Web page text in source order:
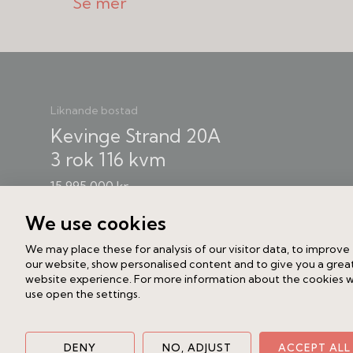
Vardagsrum och kök vetter mot
med utsikt över staden och kyrktorn
känns både självklar och storslagen.
och låter det gamla och det nya
helhet där arkitekturen får tala och
en lugn plats för morgonkaffet med
Liknande bostad
Kevinge Strand 20A
3 rok 116 kvm
15 995 000 kr
We use cookies
We may place these for analysis of our visitor data, to improve
our website, show personalised content and to give you a
website experience. For more information about the cookies
use open the settings.
DENY NO, ADJUST ACCEPT ALL